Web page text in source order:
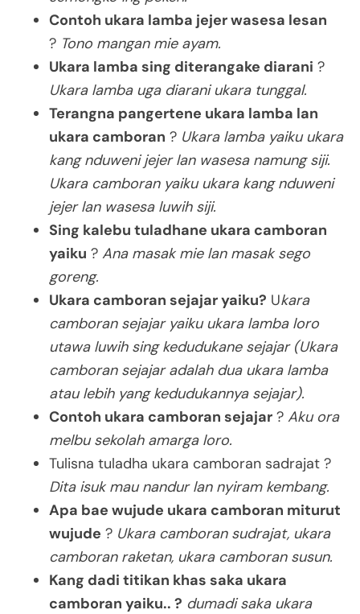
Contoh ukara lamba jejer wasesa lesan
? Tono mangan mie ayam.
Ukara lamba sing diterangake diarani ?
Ukara lamba uga diarani ukara tunggal.
Terangna pangertene ukara lamba lan
ukara camboran ? Ukara lamba yaiku ukara
kang nduweni jejer lan wasesa namung siji.
Ukara camboran yaiku ukara kang nduweni
jejer lan wasesa luwih siji.
Sing kalebu tuladhane ukara camboran
yaiku ? Ana masak mie lan masak sego
goreng.
Ukara camboran sejajar yaiku? Ukara
camboran sejajar yaiku ukara lamba loro
utawa luwih sing kedudukane sejajar (Ukara
camboran sejajar adalah dua ukara lamba
atau lebih yang kedudukannya sejajar).
Contoh ukara camboran sejajar ? Aku ora
melbu sekolah amarga loro.
Tulisna tuladha ukara camboran sadrajat ?
Dita isuk mau nandur lan nyiram kembang.
Apa bae wujude ukara camboran miturut
wujude ? Ukara camboran sudrajat, ukara
camboran raketan, ukara camboran susun.
Kang dadi titikan khas saka ukara
camboran yaiku.. ? dumadi saka ukara